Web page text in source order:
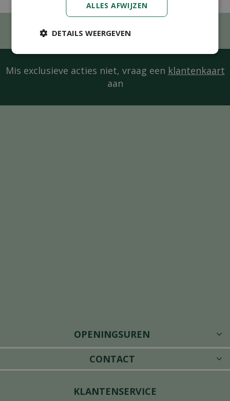
Mis exclusieve acties niet, vraag een klantenkaart
aan
OPENINGSUREN
CONTACT
KLANTENSERVICE
ALLES AFWIJZEN
DETAILS WEERGEVEN